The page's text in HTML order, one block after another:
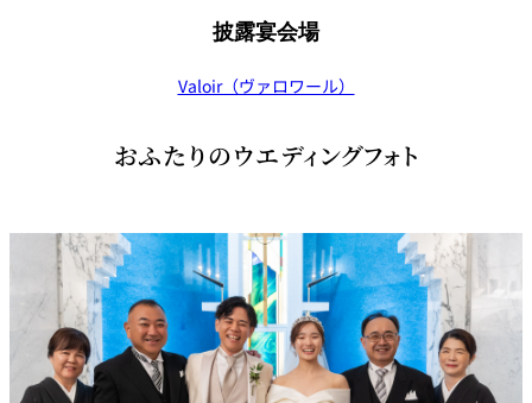
披露宴会場
Valoir（ヴァロワール）
おふたりのウエディングフォト